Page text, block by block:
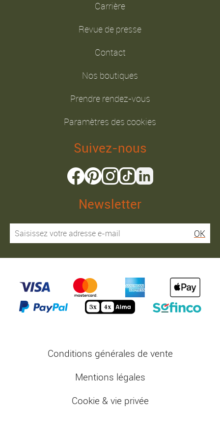
Carrière
Revue de presse
Contact
Nos boutiques
Prendre rendez-vous
Paramètres des cookies
Suivez-nous
Newsletter
OK
Conditions générales de vente
Mentions légales
Cookie & vie privée